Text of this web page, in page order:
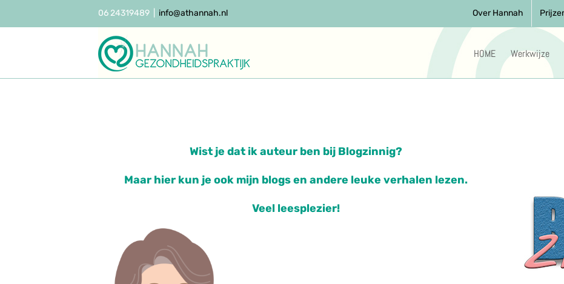
inhoud
06 24319489 info@athannah.nl Over Hannah
HOME Werkwijze
Wist je dat ik auteur ben bij Blogzinnig?
Maar hier kun je ook mijn blogs en andere leuke verhalen lezen.
Veel leesplezier!